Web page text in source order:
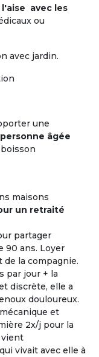
avec les
ou
avec jardin.
une
personne âgée
maisons
un retraité
partager
90 ans. Loyer
la compagnie.
par jour + la
discrète, elle a
douloureux.
et
2x/j pour la
vient
vivait avec elle à